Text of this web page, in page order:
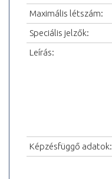
Maximális létszám:
Speciális jelzők:
Leírás:
Képzésfüggő adatok: